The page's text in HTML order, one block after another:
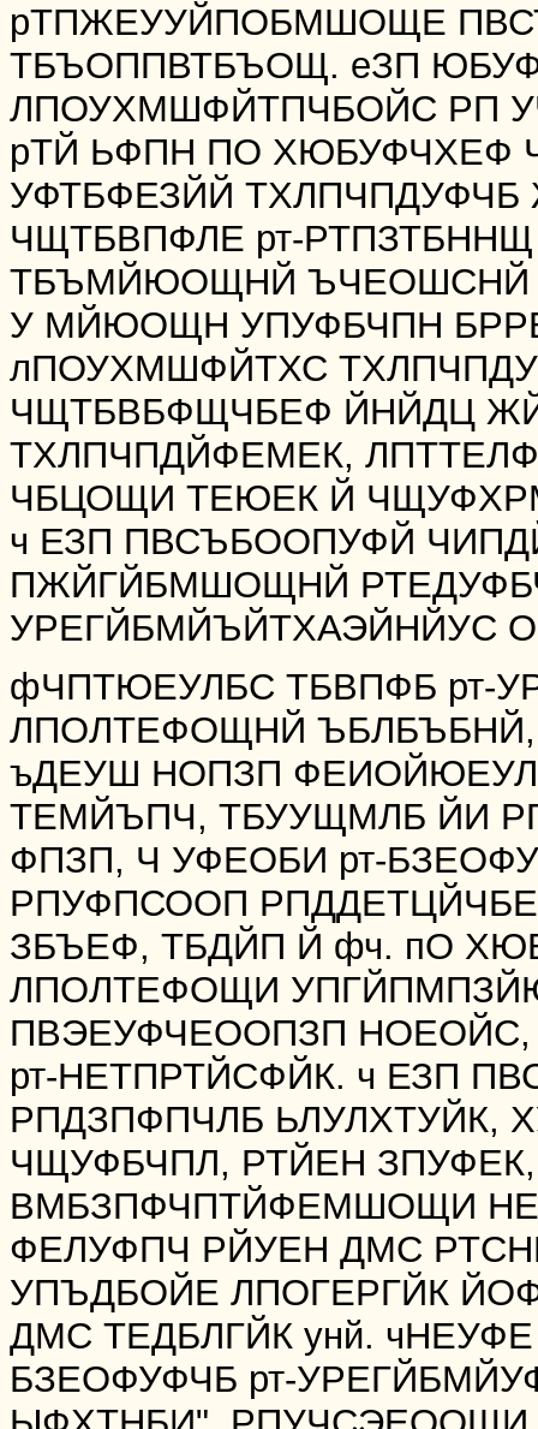
рТПЖЕУУЙПОБМШОЩЕ
ТБЪОППВТБЪОЩ. еЗП
ЛПОУХМШФЙТПЧБОЙС РП
рТЙ ЬФПН ПО ХЮБУФЧХЕФ
УФТБФЕЗЙЙ
ЧЩТБВПФЛЕ рт-
ТБЪМЙЮОЩНЙ ЪЧЕОШСНЙ
У МЙЮОЩН УПУФБЧПН
лПОУХМШФЙТХС
ЧЩТБВБФЩЧБЕФ ЙНЙДЦ
ТХЛПЧПДЙФЕМЕК,
ЧБЦОЩИ ТЕЮЕК Й
ч ЕЗП ПВСЪБООПУФЙ
ПЖЙГЙБМШОЩНЙ
УРЕГЙБМЙЪЙТХАЭЙНЙУС
фЧПТЮЕУЛБС ТБВПФБ рт-
ЛПОЛТЕФОЩНЙ
ъДЕУШ НОПЗП
ТЕМЙЪПЧ, ТБУУЩМЛБ ЙИ
ФПЗП, Ч УФЕОБИ рт-
РПУФПСООП
ЗБЪЕФ, ТБДЙП Й фч. пО
ЛПОЛТЕФОЩИ
ПВЭЕУФЧЕООПЗП
рт-НЕТПРТЙСФЙК. ч ЕЗП
РПДЗПФПЧЛБ ЬЛУЛХТУЙК,
ЧЩУФБЧПЛ, РТЙЕН
ВМБЗПФЧПТЙФЕМШОЩИ
ФЕЛУФПЧ РЙУЕН ДМС
УПЪДБОЙЕ ЛПОГЕРГЙК
ДМС ТЕДБЛГЙК унй.
БЗЕОФУФЧБ рт-